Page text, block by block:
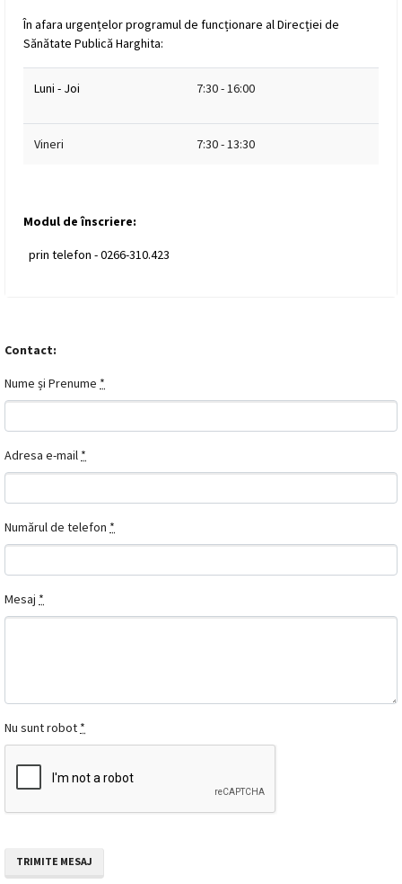
În afara urgențelor programul de funcționare al Direcției de
Sănătate Publică Harghita:
Luni - Joi 7:30 - 16:00
Vineri 7:30 - 13:30
Modul de înscriere:
prin telefon - 0266-310.423
Contact:
Nume și Prenume *
Adresa e-mail *
Numărul de telefon *
Mesaj *
Nu sunt robot *
TRIMITE MESAJ